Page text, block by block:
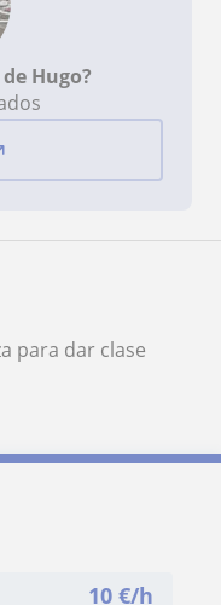
Hugo?
para dar clase
10 €/h